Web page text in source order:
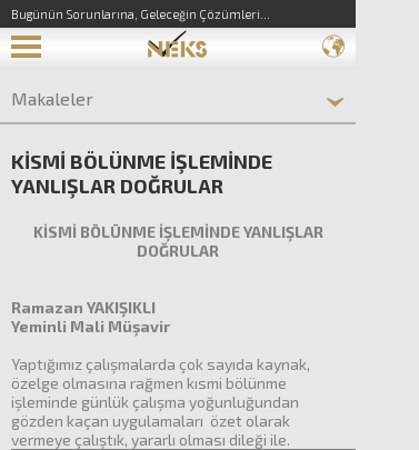
Bugünün Sorunlarına, Geleceğin Çözümleri...
Makaleler
KİSMİ BÖLÜNME İŞLEMİNDE
YANLIŞLAR DOĞRULAR
KİSMİ BÖLÜNME İŞLEMİNDE YANLIŞLAR
DOĞRULAR
Ramazan YAKIŞIKLI
Yeminli Mali Müşavir
Yaptığımız çalışmalarda çok sayıda kaynak,
özelge olmasına rağmen kısmi bölünme
işleminde günlük çalışma yoğunluğundan
gözden kaçan uygulamaları özet olarak
vermeye çalıştık, yararlı olması dileği ile.